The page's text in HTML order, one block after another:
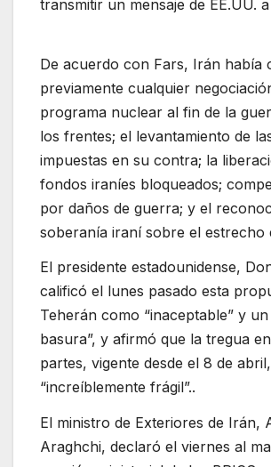
transmitir un mensaje de EE.UU.
De acuerdo con Fars, Irán había
previamente cualquier
programa nuclear al fin de la
los frentes; el levantamiento de
impuestas en su contra; la
fondos iraníes bloqueados;
por daños de guerra; y el
soberanía iraní sobre el estrecho
El presidente estadounidense,
calificó el lunes pasado esta
Teherán como “inaceptable” y un
basura”, y afirmó que la tregua
partes, vigente desde el 8 de
“increíblemente frágil”..
El ministro de Exteriores de Irán,
Araghchi, declaró el viernes al